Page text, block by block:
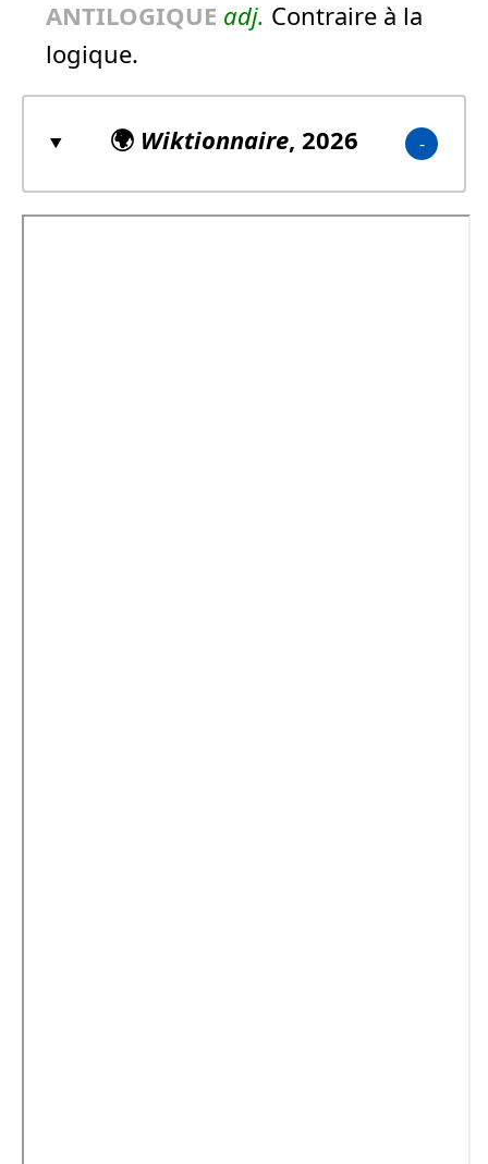
ANTILOGIQUE adj. Contraire à la
logique.
🌍 Wiktionnaire, 2026